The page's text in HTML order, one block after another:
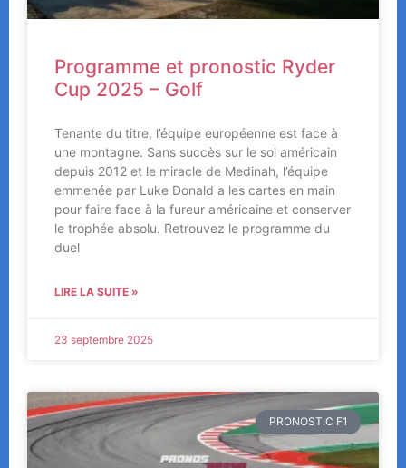
Programme et pronostic Ryder
Cup 2025 – Golf
Tenante du titre, l’équipe européenne est face à
une montagne. Sans succès sur le sol américain
depuis 2012 et le miracle de Medinah, l’équipe
emmenée par Luke Donald a les cartes en main
pour faire face à la fureur américaine et conserver
le trophée absolu. Retrouvez le programme du
duel
LIRE LA SUITE »
23 septembre 2025
PRONOSTIC F1